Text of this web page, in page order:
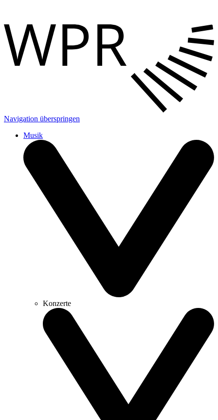
Navigation überspringen
Musik
Konzerte